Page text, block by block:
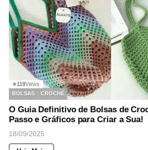
◉119Views
BOLSAS
CROCHÊ
O Guia Definitivo de Bolsas de
Passo e Gráficos para Criar a Sua!
18/09/2025